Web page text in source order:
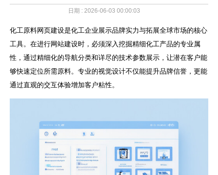
日期 : 2026-06-03 00:00:03
化工原料网页建设是化工企业展示品牌实力与拓展全球市场的核心
工具。在进行网站建设时，必须深入挖掘精细化工产品的专业属
性，通过精细化的导航分类和详尽的技术参数展示，让潜在客户能
够快速定位所需原料。专业的视觉设计不仅能提升品牌信誉，更能
通过直观的交互体验增加客户粘性。